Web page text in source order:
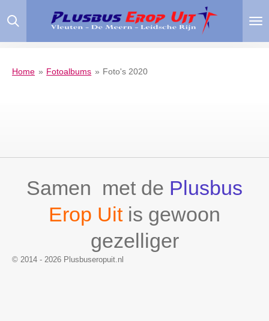
direct
Home » Fotoalbums » Foto's 2020
Samen met de Plusbus
Erop Uitis gewoon
gezelliger
© 2014 - 2026 Plusbuseropuit.nl